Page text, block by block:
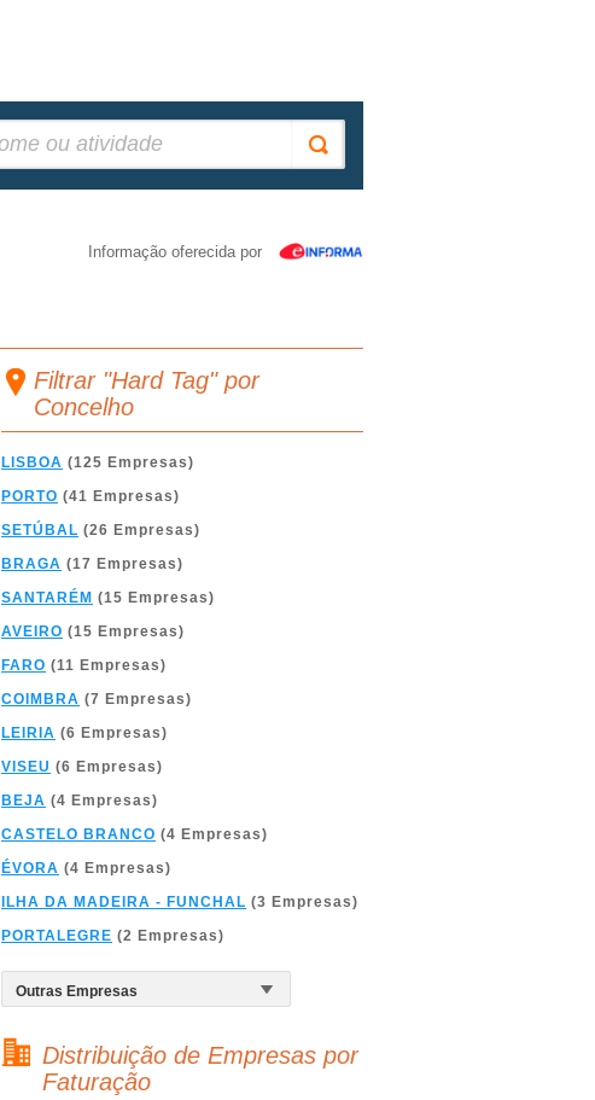
Informação oferecida por
Filtrar "Hard Tag" por
Concelho
LISBOA (125 Empresas)
PORTO (41 Empresas)
SETÚBAL (26 Empresas)
BRAGA (17 Empresas)
SANTARÉM (15 Empresas)
AVEIRO (15 Empresas)
FARO (11 Empresas)
COIMBRA (7 Empresas)
LEIRIA (6 Empresas)
VISEU (6 Empresas)
BEJA (4 Empresas)
CASTELO BRANCO (4 Empresas)
ÉVORA (4 Empresas)
ILHA DA MADEIRA - FUNCHAL (3 Empresas)
PORTALEGRE (2 Empresas)
Distribuição de Empresas por
Faturação